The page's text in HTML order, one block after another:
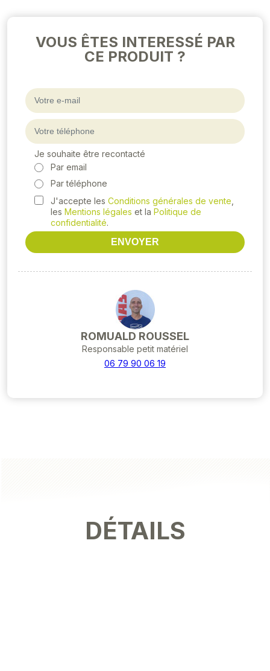
VOUS ÊTES INTERESSÉ PAR
CE PRODUIT ?
Je souhaite être recontacté
Par email
Par téléphone
J'accepte les Conditions générales de vente
les Mentions légales et la Politique de
confidentialité.
ENVOYER
ROMUALD ROUSSEL
Responsable petit matériel
06 79 90 06 19
DÉTAILS